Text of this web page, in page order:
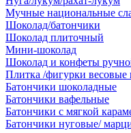
Мучные национальные
Шоколад/батончики
Шоколад плиточный
Мини-шоколад
Шоколад и конфеты
Плитка /фигурки весовые
Батончики шоколадные
Батончики вафельные
Батончики с мягкой
Батончики нуговые/